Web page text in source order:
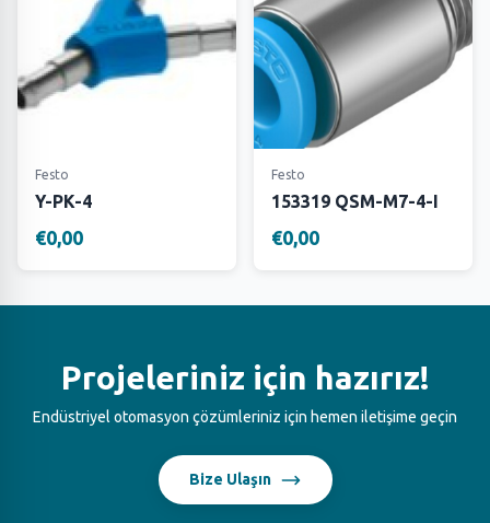
Festo
Y-PK-4
€0,00
Festo
153319 QSM-M7-4-I
€0,00
Projeleriniz için hazırız!
Endüstriyel otomasyon çözümleriniz için hemen iletişime geçin
Bize Ulaşın